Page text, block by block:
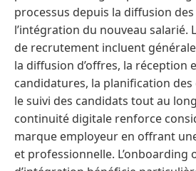
processus depuis la diffusion des
l’intégration du nouveau salarié.
de recrutement incluent
la diffusion d’offres, la réception
candidatures, la planification
le suivi des candidats tout au
continuité digitale renforce
marque employeur en offrant
et professionnelle. L’onboarding